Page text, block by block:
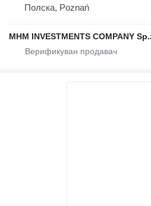
Полска, Poznań
MHM INVESTMENTS COMPANY